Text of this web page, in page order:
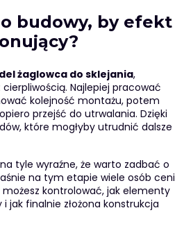
budowy, by efekt
żaglowca do sklejania,
Najlepiej pracować
kolejność montażu, potem
przejść do utrwalania. Dzięki
które mogłyby utrudnić dalsze
tyle wyraźne, że warto zadbać o
na tym etapie wiele osób ceni
kontrolować, jak elementy
jak finalnie złożona konstrukcja